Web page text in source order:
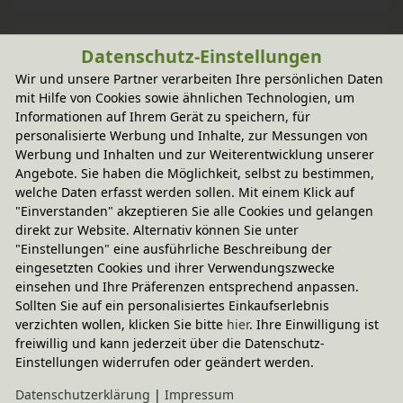
Pflegehinweis & Anwendung
Sie haben Fragen?
Wird oft zusammen gekauft
-20% Code
Lara Regal breit 80 cm
In verschiedenen Varianten
aus Bio-Erlenholz
269,95 €
Datenschutz-Einstellungen
Wir und unsere Partner verarbeiten Ihre persönlichen Daten
mit Hilfe von Cookies sowie ähnlichen Technologien, um
Informationen auf Ihrem Gerät zu speichern, für
personalisierte Werbung und Inhalte, zur Messungen von
Werbung und Inhalten und zur Weiterentwicklung unserer
Angebote. Sie haben die Möglichkeit, selbst zu bestimmen,
welche Daten erfasst werden sollen. Mit einem Klick auf
"Einverstanden" akzeptieren Sie alle Cookies und gelangen
direkt zur Website. Alternativ können Sie unter
"Einstellungen" eine ausführliche Beschreibung der
eingesetzten Cookies und ihrer Verwendungszwecke
einsehen und Ihre Präferenzen entsprechend anpassen.
Sollten Sie auf ein personalisiertes Einkaufserlebnis
verzichten wollen, klicken Sie bitte hier. Ihre Einwilligung ist
freiwillig und kann jederzeit über die Datenschutz-
Einstellungen widerrufen oder geändert werden.
Daten­schutz­erklärung | Impressum